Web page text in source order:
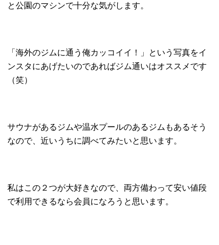
と公園のマシンで十分な気がします。
「海外のジムに通う俺カッコイイ！」という写真をイ
ンスタにあげたいのであればジム通いはオススメです
（笑）
サウナがあるジムや温水プールのあるジムもあるそう
なので、近いうちに調べてみたいと思います。
私はこの２つが大好きなので、両方備わって安い値段
で利用できるなら会員になろうと思います。